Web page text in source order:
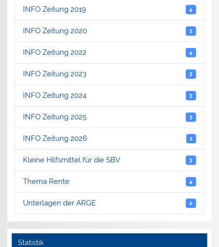
INFO Zeitung 2019 4
INFO Zeitung 2020 3
INFO Zeitung 2022 4
INFO Zeitung 2023 3
INFO Zeitung 2024 3
INFO Zeitung 2025 3
INFO Zeitung 2026 1
Kleine Hilfsmittel für die SBV 3
Thema Rente 4
Unterlagen der ARGE 2
Statistik